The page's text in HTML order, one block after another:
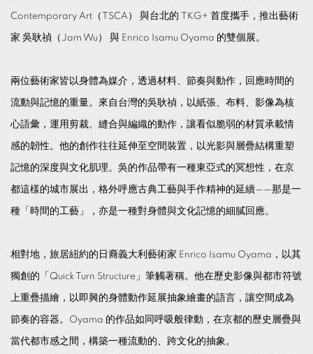
Contemporary Art（TSCA） 與台北的 TKG+ 首度攜手，推出藝術
家 吳耿禎（Jam Wu） 與 Enrico Isamu Oyama 的雙個展。
兩位藝術家皆以身體為媒介，透過材料、節奏與動作，回應時間的
流動與記憶的重量。來自台灣的吳耿禎，以紙張、布料、影像為核
心語彙，運用剪裁、縫合與編織的動作，讓看似脆弱的材質承載情
感的韌性。他的創作往往延伸至空間裝置，以光影與層疊結構重塑
記憶的深度與文化肌理。吳的作品帶有一種東亞式的冥想性，在京
都這樣的城市展出，格外呼應古典工藝與手作精神的延續——那是一
種「時間的工藝」，亦是一種對身體與文化記憶的細膩回應。
相對地，旅居紐約的日裔義大利藝術家 Enrico Isamu Oyama，以其
獨創的「Quick Turn Structure」筆觸著稱。他在歷史影像與都市符號
上重疊描繪，以即興的身體動作延展抽象繪畫的語言，讓空間成為
節奏的容器。Oyama 的作品如同呼吸般律動，在京都的歷史層疊與
當代都市感之間，構築一種流動的、跨文化的抽象。